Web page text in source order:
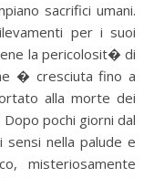
sacrifici umani.
per i suoi
la pericolosit� di
� cresciuta fino a
alla morte dei
Dopo pochi giorni dal
nella palude e
misteriosamente